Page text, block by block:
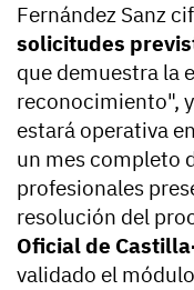
Fernández Sanz
solicitudes
que demuestra la
reconocimiento",
estará operativa
un mes completo
profesionales
resolución del
Oficial de
validado el